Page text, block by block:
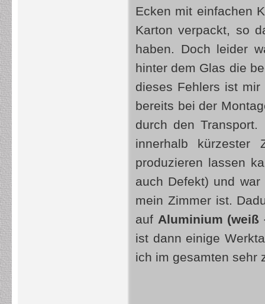
Ecken mit einfachen
Karton verpackt, so
haben. Doch leider
hinter dem Glas die
dieses Fehlers ist
bereits bei der
durch den
innerhalb
produzieren lassen
auch Defekt) und
mein Zimmer ist.
auf Aluminium (weiß
ist dann einige
ich im gesamten sehr